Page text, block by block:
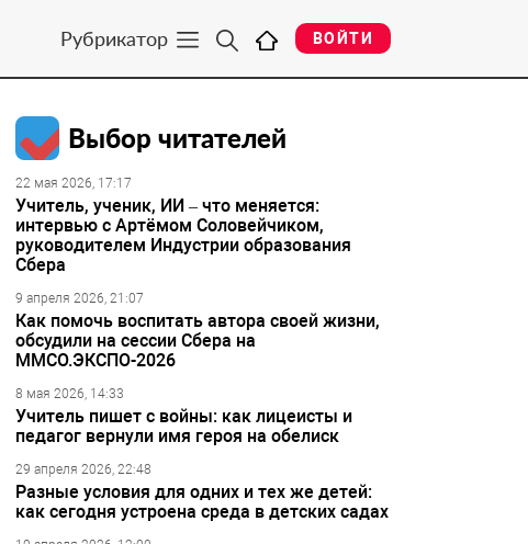
Рубрикатор ВОЙТИ
Выбор читателей
22 мая 2026, 17:17
Учитель, ученик, ИИ – что меняется:
интервью с Артёмом Соловейчиком,
руководителем Индустрии образования
Сбера
9 апреля 2026, 21:07
Как помочь воспитать автора своей жизни,
обсудили на сессии Сбера на
ММСО.ЭКСПО-2026
8 мая 2026, 14:33
Учитель пишет с войны: как лицеисты и
педагог вернули имя героя на обелиск
29 апреля 2026, 22:48
Разные условия для одних и тех же детей:
как сегодня устроена среда в детских садах